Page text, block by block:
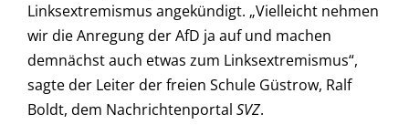
Linksextremismus angekündigt. „Vielleicht nehmen
wir die Anregung der AfD ja auf und machen
demnächst auch etwas zum Linksextremismus“,
sagte der Leiter der freien Schule Güstrow, Ralf
Boldt, dem Nachrichtenportal SVZ.